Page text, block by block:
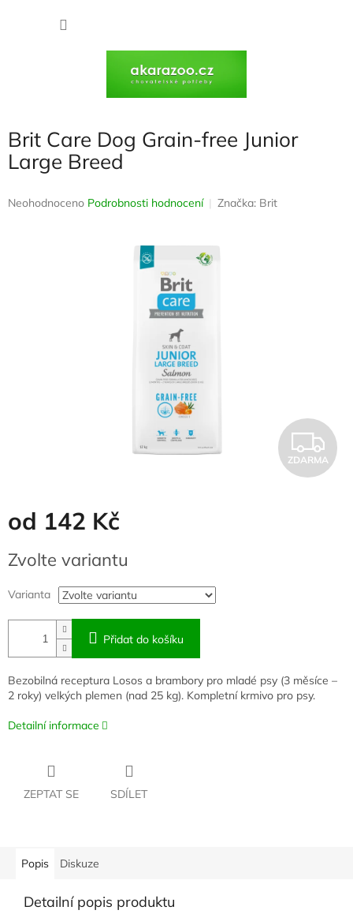
Brit Care Dog Grain-free Junior
Large Breed
Průměrné
Neohodnoceno Podrobnosti hodnocení Značka: Brit
Z
D
ZDARMA
od 142 Kč
cena:
Zvolte variantu
Varianta
Přidat do košíku
Bezobilná receptura Losos a brambory pro mladé psy (3 měsíce –
2 roky) velkých plemen (nad 25 kg). Kompletní krmivo pro psy.
Detailní informace
ZEPTAT SE SDÍLET
Popis Diskuze
Detailní popis produktu